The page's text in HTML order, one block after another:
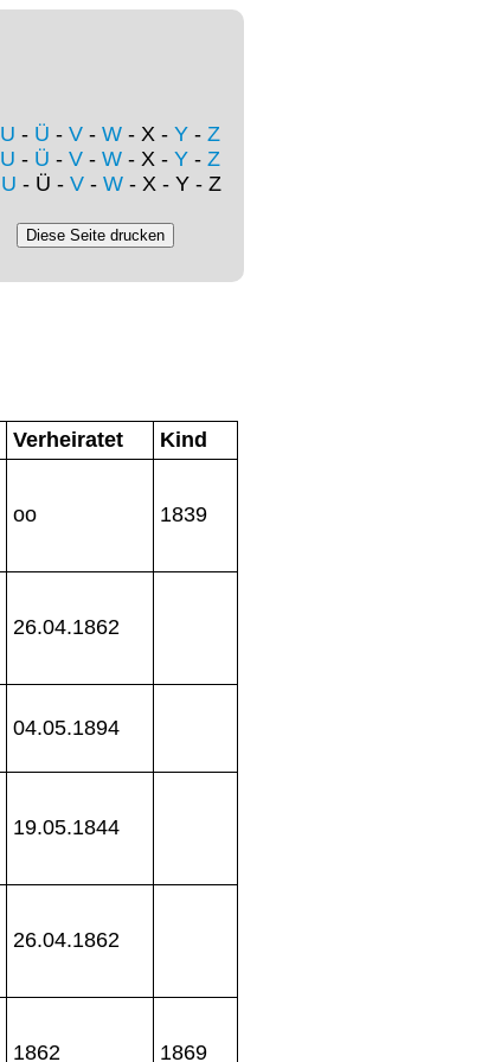
U - Ü - V - W - X - Y - Z
U - Ü - V - W - X - Y - Z
U - Ü - V- W- X - Y - Z
Verheiratet
Kind
oo 1839
26.04.1862
04.05.1894
19.05.1844
26.04.1862
1862 1869